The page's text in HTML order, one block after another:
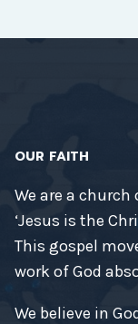
OUR FAITH
We are a
‘Jesus is the
This gospel
work of God
We believe in